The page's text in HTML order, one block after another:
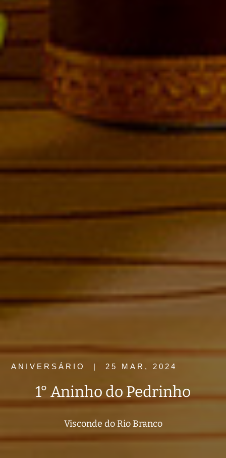
ANIVERSÁRIO | 25 MAR, 2024
1° Aninho do Pedrinho
Visconde do Rio Branco